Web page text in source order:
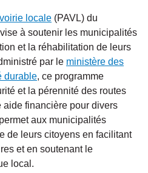
locale (PAVL) du
à soutenir les municipalités
et la réhabilitation de leurs
par le ministère des
durable, ce programme
et la pérennité des routes
aide financière pour divers
aux municipalités
de leurs citoyens en facilitant
et en soutenant le
local.